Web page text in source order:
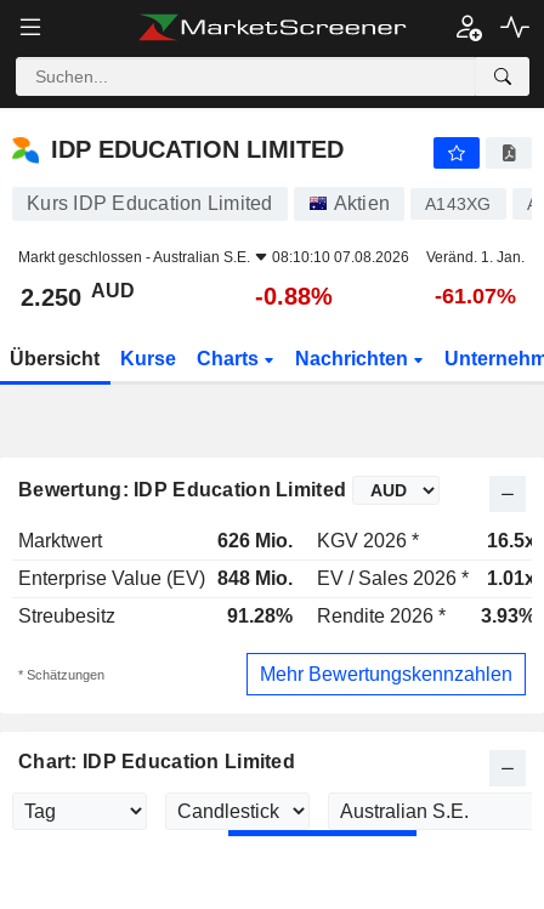
IDP EDUCATION LIMITED
IDP EDUCATION LIMITED
Kurs IDP Education Limited Aktien A143XG
Markt geschlossen -Australian S.E. 08:10:10 07.08.2026 Veränd. 1. Jan.
2.250 AUD -0.88% -61.07%
Übersicht Kurse Charts Nachrichten
Bewertung: IDP Education Limited
Marktwert 626 Mio. KGV 2026 *
16.5x
Enterprise Value (EV) 848 Mio. EV / Sales 2026 *
1.01x
Streubesitz
91.28% Rendite 2026 * 3.93%
* Schätzungen Mehr Bewertungskennzahlen
Chart: IDP Education Limited